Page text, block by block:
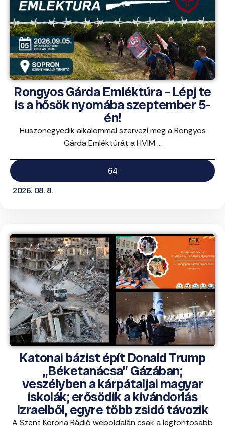
Rongyos Gárda Emléktúra – Lépj te
is a hősök nyomába szeptember 5-
én!
Huszonegyedik alkalommal szervezi meg a Rongyos
Gárda Emléktúrát a HVIM ...
64
2026. 08. 8.
Katonai bázist épít Donald Trump
„Béketanácsa” Gázában;
veszélyben a kárpátaljai magyar
iskolák; erősödik a kivándorlás
Izraelből, egyre több zsidó távozik
A Szent Korona Rádió weboldalán csak a legfontosabb